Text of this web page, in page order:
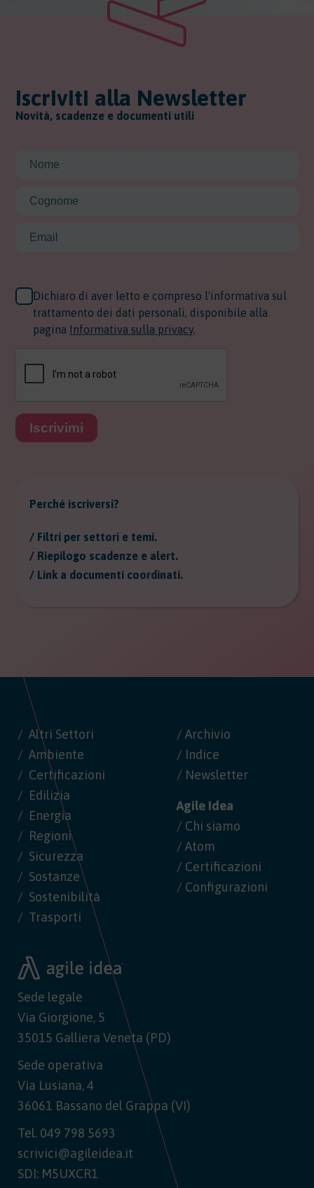
Iscriviti alla Newsletter
Novità, scadenze e documenti utili
Dichiaro di aver letto e compreso l'informativa sul
trattamento dei dati personali, disponibile alla
pagina Informativa sulla privacy.
Iscrivimi
Perché iscriversi?
/ Filtri per settori e temi.
/ Riepilogo scadenze e alert.
/ Link a documenti coordinati.
Altri Settori
Ambiente
Certificazioni
Edilizia
Energia
Regioni
Sicurezza
Sostanze
Sostenibilità
Trasporti
/ Archivio
/ Indice
/ Newsletter
Agile Idea
/ Chi siamo
/ Atom
/ Certificazioni
/ Configurazioni
Sede legale
Via Giorgione, 5
35015 Galliera Veneta (PD)
Sede operativa
Via Lusiana, 4
36061 Bassano del Grappa (VI)
Tel. 049 798 5693
scrivici@agileidea.it
SDI: M5UXCR1